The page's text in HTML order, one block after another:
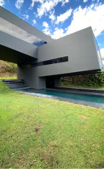
5, 14 vlerësime